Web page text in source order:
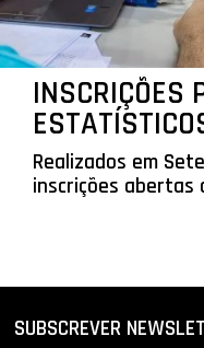
INSCRIÇÕES
Realizados em
inscrições abertas
SUBSCREVER